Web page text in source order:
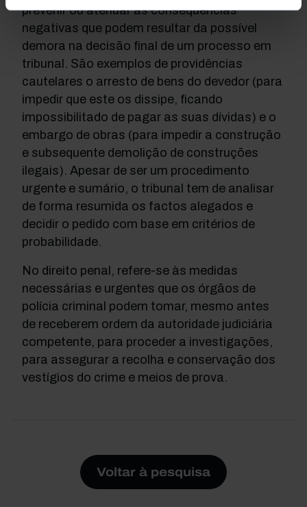
prevenir ou atenuar as consequências
negativas que podem resultar da possível
demora na decisão final de um processo em
tribunal. São exemplos de providências
cautelares o arresto de bens do devedor (para
impedir que este os dissipe, ficando
impossibilitado de pagar as suas dívidas) e o
embargo de obras (para impedir a construção
e subsequente demolição de construções
ilegais). Apesar de ser um procedimento
urgente e sumário, o tribunal tem de analisar
de forma resumida os factos alegados e
decidir o pedido com base em critérios de
probabilidade.
No direito penal, refere-se às medidas
necessárias e urgentes que os órgãos de
polícia criminal podem tomar, mesmo antes
de receberem ordem da autoridade judiciária
competente, para proceder a investigações,
para assegurar a recolha e conservação dos
vestígios do crime e meios de prova.
Voltar à pesquisa